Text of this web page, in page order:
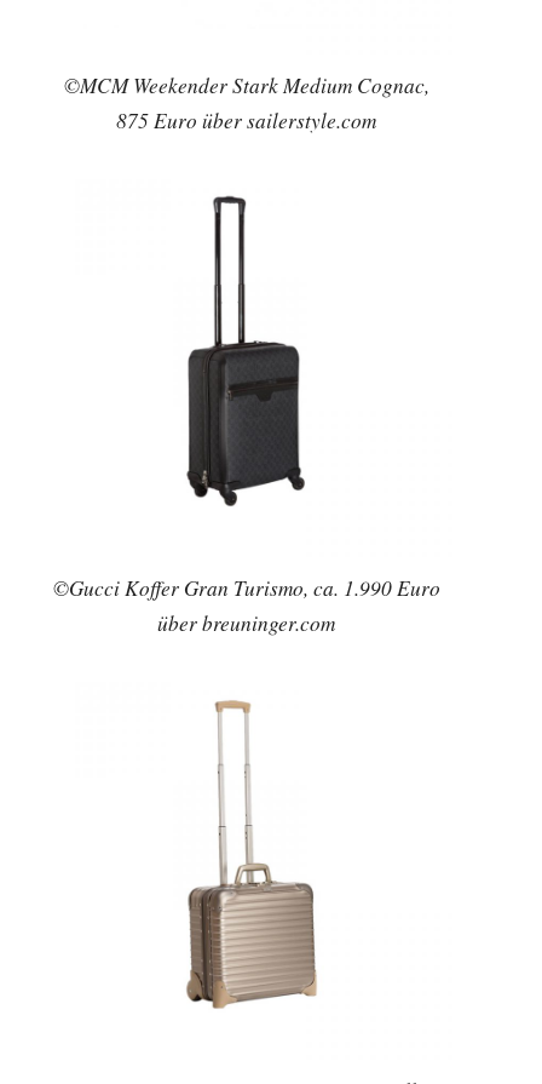
©MCM Weekender Stark Medium Cognac,
875 Euro über sailerstyle.com
©Gucci Koffer Gran Turismo, ca. 1.990 Euro
über breuninger.com